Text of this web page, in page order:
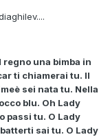
una bimba in
ti chiamerai tu. Il
sei nata tu. Nella
blu. Oh Lady
passi tu. O Lady
sai tu. O Lady